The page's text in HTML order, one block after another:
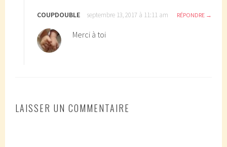
COUPDOUBLE septembre 13, 2017 à 11:11 am RÉPONDRE
Merci à toi
LAISSER UN COMMENTAIRE